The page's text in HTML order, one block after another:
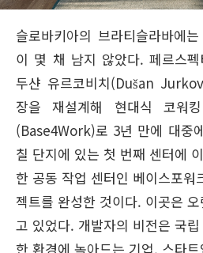
슬로바키아의 브라티슬라바에
이 몇 채 남지 않았다. 페르스
두샨 유르코비치(Dušan
장을 재설계해 현대식 코워
(Base4Work)로 3년 만에 대중
칠 단지에 있는 첫 번째 센터에
한 공동 작업 센터인 베이스포워
젝트를 완성한 것이다. 이곳은
고 있었다. 개발자의 비전은 국
한 환경에 녹아드는 기업, 스타